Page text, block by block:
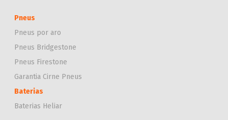
Pneus
Pneus por aro
Pneus Bridgestone
Pneus Firestone
Garantia Cirne Pneus
Baterias
Baterias Heliar